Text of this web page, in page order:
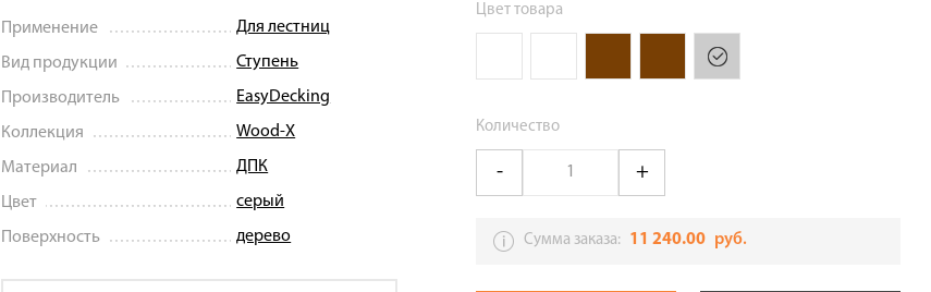
Применение Для лестниц
Вид продукции Ступень
Производитель EasyDecking
Коллекция Wood-X
Материал ДПК
Цвет серый
Поверхность дерево
Цвет товара
Количество
Сумма заказа: 11 240.00руб.